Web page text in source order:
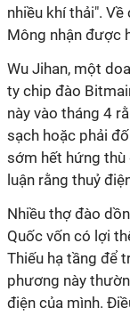
nhiều khí thải".
Mông nhận được
Wu Jihan, một
ty chip đào
này vào tháng 4
sạch hoặc phải
sớm hết hứng thù
luận rằng thuỷ
Nhiều thợ đào
Quốc vốn có lợi
Thiếu hạ tầng để
phương này
điện của mình.